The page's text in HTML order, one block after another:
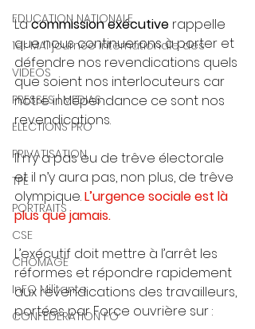
EDUCATION NATIONALE
1er MAI journée internationale des
VIDEOS
PRESSES | MEDIAS
ELECTIONS PRO
PRIVATISATION
TPE
PORTRAITS
CSE
CHOMAGE
InFO Militante
CONFEDERATION FO
La commission exécutive rappelle
que nous continuerons à porter et
défendre nos revendications quels
que soient nos interlocuteurs car
notre indépendance ce sont nos
revendications.
Il n’y a pas eu de trêve électorale
et il n’y aura pas, non plus, de trêve
olympique. L’urgence sociale est là
plus que jamais.
L’exécutif doit mettre à l’arrêt les
réformes et répondre rapidement
aux revendications des travailleurs,
portées par Force ouvrière sur :